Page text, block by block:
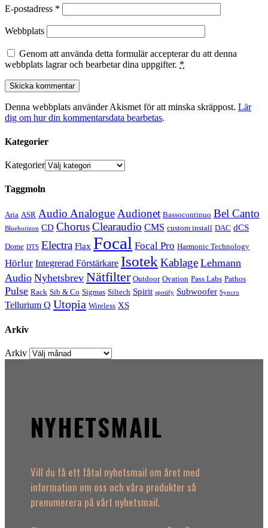
E-postadress *
Webbplats
Genom att använda detta formulär accepterar du att denna
webbplats lagrar och bearbetar dina uppgifter. *
Denna webbplats använder Akismet för att minska skräppost. Lär
dig om hur din kommentarsdata bearbetas.
Kategorier
Kategorier
Taggmoln
Aria ASR Audio AnalogueAudionet Bassocontinuo Bel Canto
Bluehorizon CD ChorusClearaudio CMS custom install DAC dCS
Dome DTS Electra Flax Focal Focal Pro Harmonic Technology
Hörlur Integrerad Förstärkare Isotek Kablage Lehmann
Audio Nyhetsbrev Nätfilter Outdoor Ovation Pass Labs Pathos
Pulse Rack Sib & Co Sigmas Siltech Spirit spotify Subwoofer Syncro
Tellurium Q Utopia Wireless XS
Arkiv
Arkiv
NYHETSMAIL
Vill du få ett fåtal nyhetsmail om året med
information om oss och våra produkter så
prenumerera på vårt nyhetsmail.